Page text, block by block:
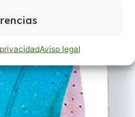
Aviso legal